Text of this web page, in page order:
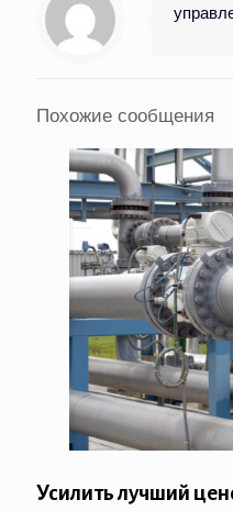
Похожие сообщения
Усилить лучший